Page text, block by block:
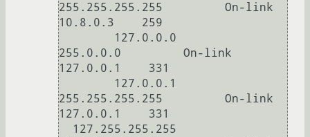
255.255.255.255         On-link
10.8.0.3    259
255.0.0.0         On-link
127.0.0.1    331
255.255.255.255         On-link
127.0.0.1    331